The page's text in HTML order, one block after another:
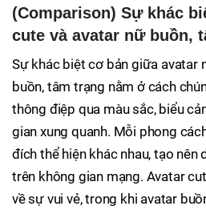
(Comparison) Sự khác
cute và avatar nữ buồn,
Sự khác biệt cơ bản giữa avatar
buồn, tâm trạng nằm ở cách
thông điệp qua màu sắc, biểu
gian xung quanh. Mỗi phong
đích thể hiện khác nhau, tạo nên
trên không gian mạng. Avatar
về sự vui vẻ, trong khi avatar